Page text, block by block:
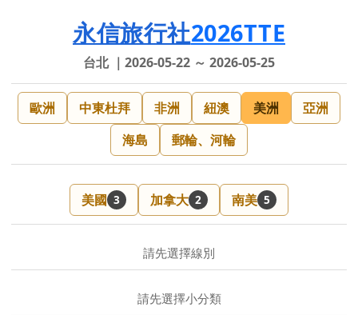
永信旅行社2026TTE
台北 ｜2026-05-22 ～ 2026-05-25
歐洲 中東杜拜 非洲 紐澳 美洲
亞洲
海島
郵輪、河輪
美國 3 加拿大 2 南美 5
請先選擇線別
請先選擇小分類